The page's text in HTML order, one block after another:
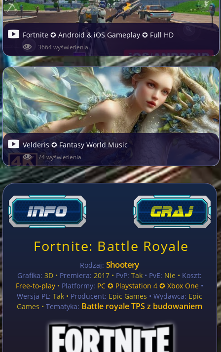
Fortnite ✪ Android & iOS Gameplay ✪ Full HD
3664 wyświetlenia
Velderis ✪ Fantasy World Music
74 wyświetlenia
Fortnite: Battle Royale
Rodzaj: Shootery
Grafika: 3D • Premiera: 2017 • PvP: Tak• PvE: Nie • Koszt:
Free-to-play• Platformy: PC ✪ Playstation 4 ✪ Xbox One•
Wersja PL: Tak• Producent: Epic Games • Wydawca: Epic
Games • Tematyka: Battle royale TPS z budowaniem